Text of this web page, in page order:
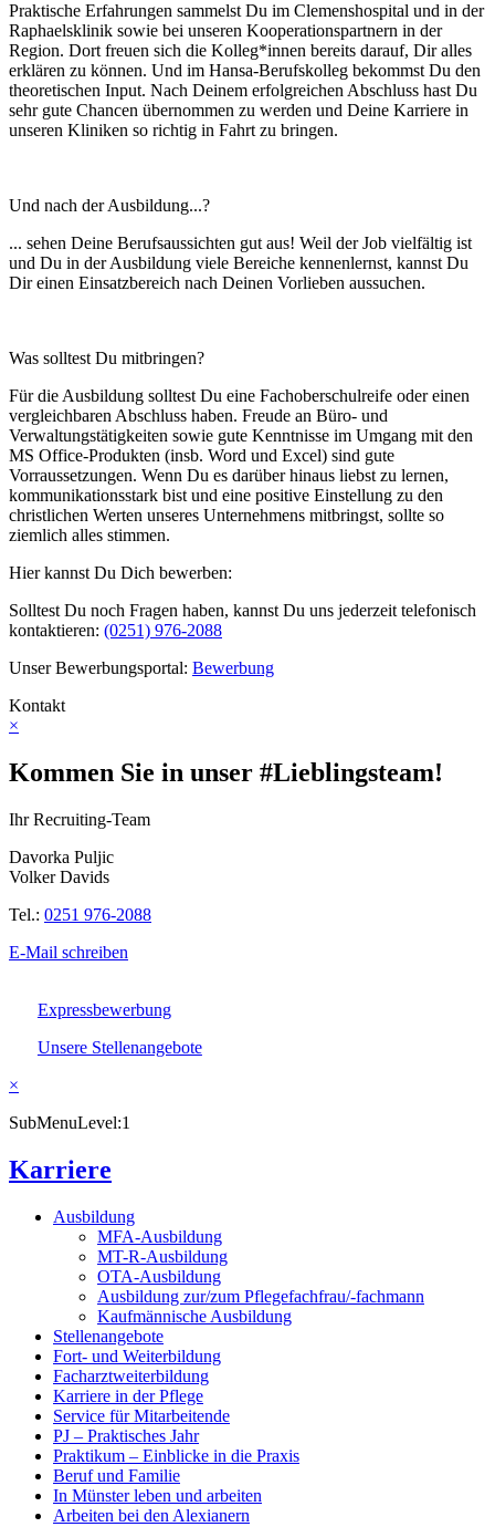
Praktische Erfahrungen sammelst Du im Clemenshospital und in der
Raphaelsklinik sowie bei unseren Kooperationspartnern in der
Region. Dort freuen sich die Kolleg*innen bereits darauf, Dir alles
erklären zu können. Und im Hansa-Berufskolleg bekommst Du den
theoretischen Input. Nach Deinem erfolgreichen Abschluss hast Du
sehr gute Chancen übernommen zu werden und Deine Karriere in
unseren Kliniken so richtig in Fahrt zu bringen.
Und nach der Ausbildung...?
... sehen Deine Berufsaussichten gut aus! Weil der Job vielfältig ist
und Du in der Ausbildung viele Bereiche kennenlernst, kannst Du
Dir einen Einsatzbereich nach Deinen Vorlieben aussuchen.
Was solltest Du mitbringen?
Für die Ausbildung solltest Du eine Fachoberschulreife oder einen
vergleichbaren Abschluss haben. Freude an Büro- und
Verwaltungstätigkeiten sowie gute Kenntnisse im Umgang mit den
MS Office-Produkten (insb. Word und Excel) sind gute
Vorraussetzungen. Wenn Du es darüber hinaus liebst zu lernen,
kommunikationsstark bist und eine positive Einstellung zu den
christlichen Werten unseres Unternehmens mitbringst, sollte so
ziemlich alles stimmen.
Hier kannst Du Dich bewerben:
Solltest Du noch Fragen haben, kannst Du uns jederzeit telefonisch
kontaktieren: (0251) 976-2088
Unser Bewerbungsportal: Bewerbung
Kontakt
×
Kommen Sie in unser #Lieblingsteam!
Ihr Recruiting-Team
Davorka Puljic
Volker Davids
Tel.: 0251 976-2088
E-Mail schreiben
Expressbewerbung
Unsere Stellenangebote
×
SubMenuLevel:1
Karriere
Ausbildung
MFA-Ausbildung
MT-R-Ausbildung
OTA-Ausbildung
Ausbildung zur/zum Pflegefachfrau/-fachmann
Kaufmännische Ausbildung
Stellenangebote
Fort- und Weiterbildung
Facharztweiterbildung
Karriere in der Pflege
Service für Mitarbeitende
PJ – Praktisches Jahr
Praktikum – Einblicke in die Praxis
Beruf und Familie
In Münster leben und arbeiten
Arbeiten bei den Alexianern